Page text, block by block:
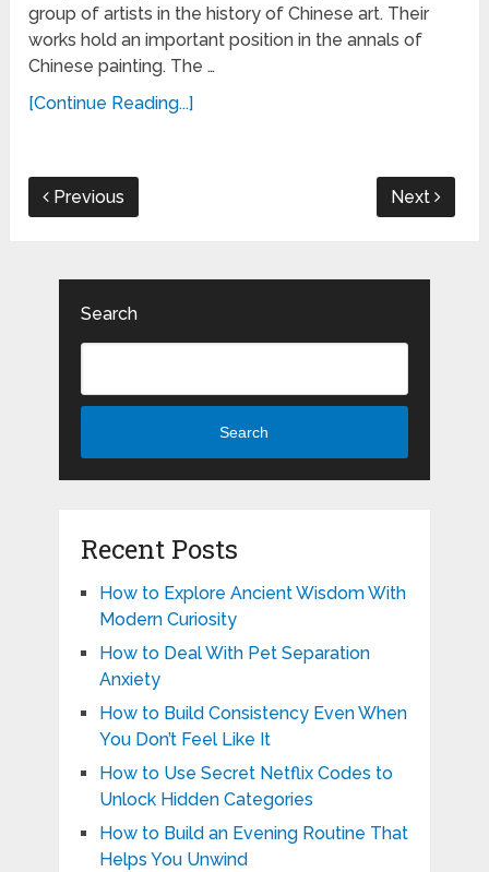
group of artists in the history of Chinese art. Their
works hold an important position in the annals of
Chinese painting. The …
[Continue Reading...]
Previous Next
Search
Search
Recent Posts
How to Explore Ancient Wisdom With
Modern Curiosity
How to Deal With Pet Separation
Anxiety
How to Build Consistency Even When
You Don’t Feel Like It
How to Use Secret Netflix Codes to
Unlock Hidden Categories
How to Build an Evening Routine That
Helps You Unwind